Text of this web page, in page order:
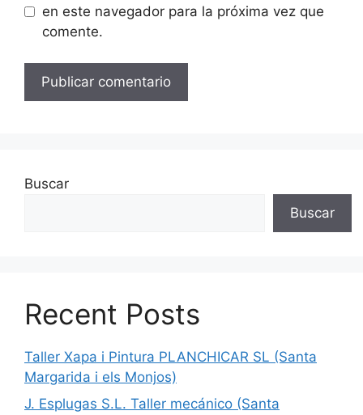
en este navegador para la próxima vez que
comente.
Buscar
Buscar
Recent Posts
Taller Xapa i Pintura PLANCHICAR SL (Santa
Margarida i els Monjos)
J. Esplugas S.L. Taller mecánico (Santa